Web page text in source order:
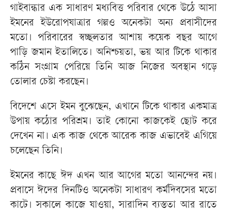
গাইবান্ধার এক সাধারণ মধ্যবিত্ত পরিবার থেকে উঠে আসা
ইমনের ইউরোপযাত্রার গল্পও অনেকটা অন্য প্রবাসীদের
মতো। পরিবারের স্বচ্ছলতার আশায় কয়েক বছর আগে
পাড়ি জমান ইতালিতে। অনিশ্চয়তা, ভয় আর টিকে থাকার
কঠিন সংগ্রাম পেরিয়ে তিনি আজ নিজের অবস্থান গড়ে
তোলার চেষ্টা করছেন।
বিদেশে এসে ইমন বুঝেছেন, এখানে টিকে থাকার একমাত্র
উপায় কঠোর পরিশ্রম। তাই কোনো কাজকেই ছোট করে
দেখেন না। এক কাজ থেকে আরেক কাজ এভাবেই এগিয়ে
চলেছেন তিনি।
ইমনের কাছে ঈদ এখন আর আগের মতো আনন্দের নয়।
প্রবাসে ঈদের দিনটিও অনেকটা সাধারণ কর্মদিবসের মতো
কাটে। সকালে কাজে যাওয়া, সারাদিন ব্যস্ততা আর রাতে